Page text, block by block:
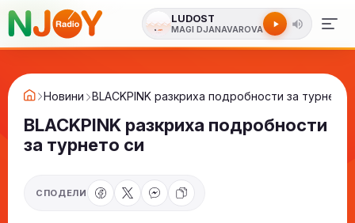
LUDOST
MAGI DJANAVAROVA
Новини BLACKPINK разкриха подробности за турнето
BLACKPINK разкриха подробности
за турнето си
СПОДЕЛИ